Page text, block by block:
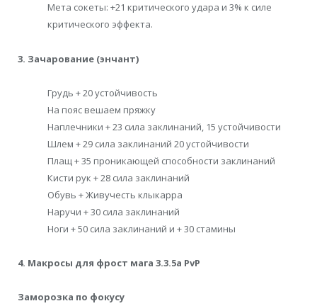
Мета сокеты: +21 критического удара и 3% к силе
критического эффекта.
3. Зачарование (энчант)
Грудь + 20 устойчивость
На пояс вешаем пряжку
Наплечники + 23 сила заклинаний, 15 устойчивости
Шлем + 29 сила заклинаний 20 устойчивости
Плащ + 35 проникающей способности заклинаний
Кисти рук + 28 сила заклинаний
Обувь + Живучесть клыкарра
Наручи + 30 сила заклинаний
Ноги + 50 сила заклинаний и + 30 стамины
4. Макросы для фрост мага 3.3.5а PvP
Заморозка по фокусу